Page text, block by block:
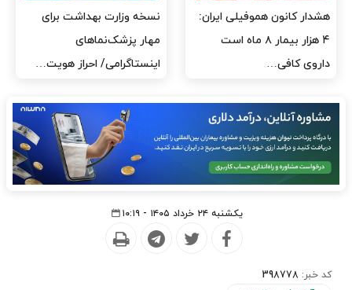
مدیران پرستاری باید حامی
پرستاران باشند، نه عامل فشار
مدیریت سلامت، میدان
آزمون و خطا نیست
یکشنبه ۲۴ خرداد ۱۴۰۵ - ۱۰:۱۹
کد خبر: 398778